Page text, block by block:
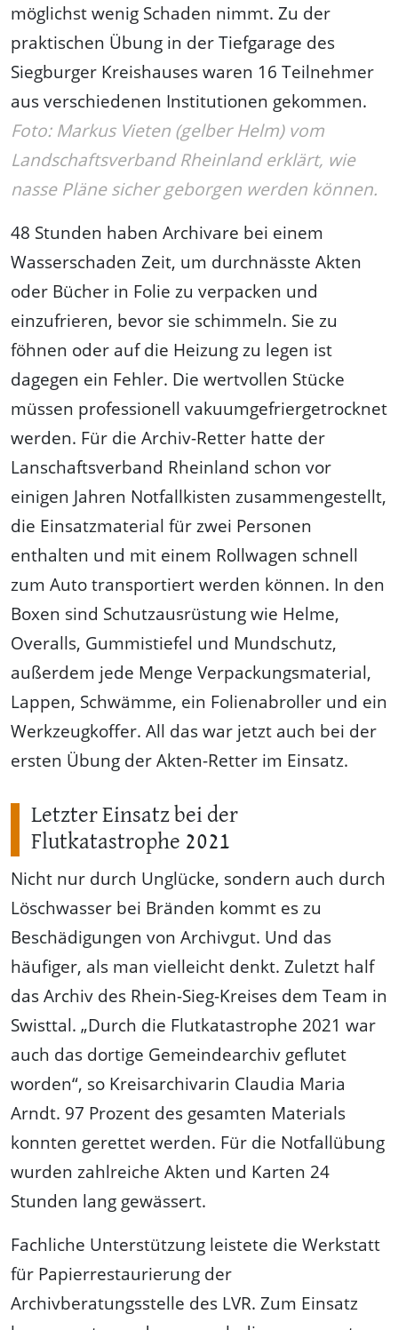
möglichst wenig Schaden nimmt. Zu der
praktischen Übung in der Tiefgarage des
Siegburger Kreishauses waren 16 Teilnehmer
aus verschiedenen Institutionen gekommen.
Foto: Markus Vieten (gelber Helm) vom
Landschaftsverband Rheinland erklärt, wie
nasse Pläne sicher geborgen werden können.
48 Stunden haben Archivare bei einem
Wasserschaden Zeit, um durchnässte Akten
oder Bücher in Folie zu verpacken und
einzufrieren, bevor sie schimmeln. Sie zu
föhnen oder auf die Heizung zu legen ist
dagegen ein Fehler. Die wertvollen Stücke
müssen professionell vakuumgefriergetrocknet
werden. Für die Archiv-Retter hatte der
Lanschaftsverband Rheinland schon vor
einigen Jahren Notfallkisten zusammengestellt,
die Einsatzmaterial für zwei Personen
enthalten und mit einem Rollwagen schnell
zum Auto transportiert werden können. In den
Boxen sind Schutzausrüstung wie Helme,
Overalls, Gummistiefel und Mundschutz,
außerdem jede Menge Verpackungsmaterial,
Lappen, Schwämme, ein Folienabroller und ein
Werkzeugkoffer. All das war jetzt auch bei der
ersten Übung der Akten-Retter im Einsatz.
Letzter Einsatz bei der
Flutkatastrophe 2021
Nicht nur durch Unglücke, sondern auch durch
Löschwasser bei Bränden kommt es zu
Beschädigungen von Archivgut. Und das
häufiger, als man vielleicht denkt. Zuletzt half
das Archiv des Rhein-Sieg-Kreises dem Team in
Swisttal. „Durch die Flutkatastrophe 2021 war
auch das dortige Gemeindearchiv geflutet
worden“, so Kreisarchivarin Claudia Maria
Arndt. 97 Prozent des gesamten Materials
konnten gerettet werden. Für die Notfallübung
wurden zahlreiche Akten und Karten 24
Stunden lang gewässert.
Fachliche Unterstützung leistete die Werkstatt
für Papierrestaurierung der
Archivberatungsstelle des LVR. Zum Einsatz